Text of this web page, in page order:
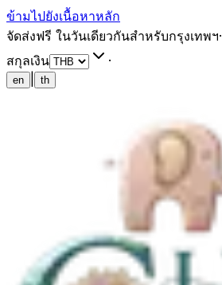
ข้ามไปยังเนื้อหาหลัก
จัดส่งฟรี ในวันเดียวกันสำหรับกรุงเทพฯ·
สกุลเงิน
·
en th